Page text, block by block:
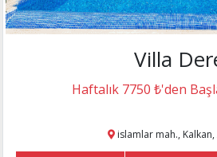
Villa
Haftalık 7750 ₺'den
islamlar mah., Kalkan,